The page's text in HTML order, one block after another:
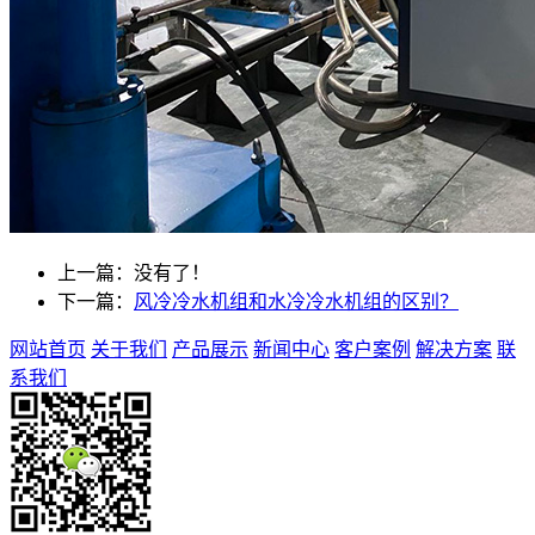
上一篇：没有了！
下一篇： 风冷冷水机组和水冷冷水机组的区别？
网站首页 关于我们 产品展示 新闻中心 客户案例 解决方案 联
系我们